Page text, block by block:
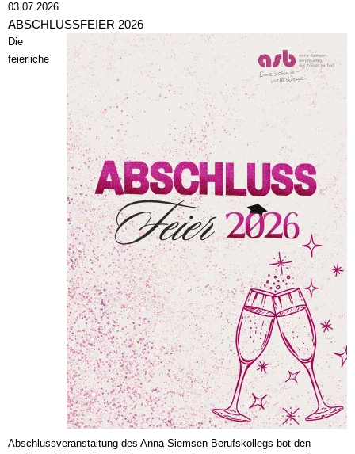
03.07.2026
ABSCHLUSSFEIER 2026
Die
feierliche
Abschlussveranstaltung des Anna-Siemsen-Berufskollegs bot den